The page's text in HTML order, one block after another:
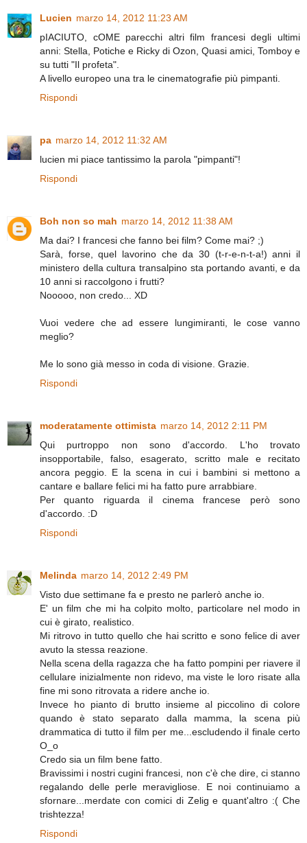
Lucien marzo 14, 2012 11:23 AM
pIACIUTO, cOME parecchi altri film francesi degli ultimi
anni: Stella, Potiche e Ricky di Ozon, Quasi amici, Tomboy e
su tutti "Il profeta".
A livello europeo una tra le cinematografie più pimpanti.
Rispondi
pa marzo 14, 2012 11:32 AM
lucien mi piace tantissimo la parola "pimpanti"!
Rispondi
Boh non so mah marzo 14, 2012 11:38 AM
Ma dai? I francesi che fanno bei film? Come mai? ;)
Sarà, forse, quel lavorino che da 30 (t-r-e-n-t-a!) anni il
ministero della cultura transalpino sta portando avanti, e da
10 anni si raccolgono i frutti?
Nooooo, non credo... XD
Vuoi vedere che ad essere lungimiranti, le cose vanno
meglio?
Me lo sono già messo in coda di visione. Grazie.
Rispondi
moderatamente ottimista marzo 14, 2012 2:11 PM
Qui purtroppo non sono d'accordo. L'ho trovato
insopportabile, falso, esagerato, scritto male e recitato
ancora peggio. E la scena in cui i bambini si mettono a
cantare e ballare felici mi ha fatto pure arrabbiare.
Per quanto riguarda il cinema francese però sono
d'accordo. :D
Rispondi
Melinda marzo 14, 2012 2:49 PM
Visto due settimane fa e presto ne parlerò anche io.
E' un film che mi ha colpito molto, particolare nel modo in
cui è girato, realistico.
Mi ritrovo in tutto quello che hai scritto e sono felice di aver
avuto la stessa reazione.
Nella scena della ragazza che ha fatto pompini per riavere il
cellulare inizialmente non ridevo, ma viste le loro risate alla
fine mi sono ritrovata a ridere anche io.
Invece ho pianto di brutto insieme al piccolino di colore
quando è stato separato dalla mamma, la scena più
drammatica di tutto il film per me...escludendo il finale certo
O_o
Credo sia un film bene fatto.
Bravissimi i nostri cugini francesi, non c'è che dire, ci stanno
regalando delle perle meravigliose. E noi continuiamo a
sfornare...merdate con comici di Zelig e quant'altro :( Che
trishtezza!
Rispondi